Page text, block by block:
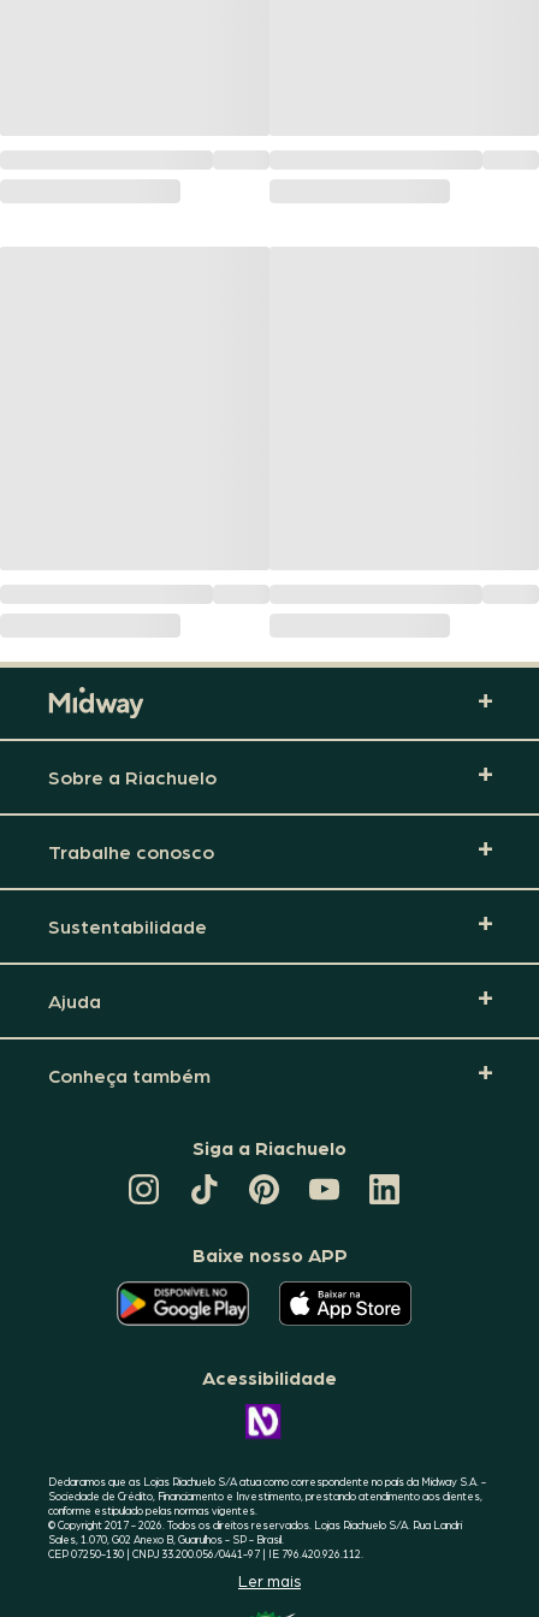
Sobre a Riachuelo
Trabalhe conosco
Sustentabilidade
Ajuda
Conheça também
Siga a Riachuelo
TIKTOK
DA
PINTEREST
DA
CANAL
DA
RIACHUELO
LINKEDIN
DA
Baixe nosso APP
O
APLICATIVO
DA
RIACHUELO
GOOGLE
O
APLICATIVO
DA
RIACHUELO
Acessibilidade
CONHEÇA
A
Declaramos que as Lojas Riachuelo S/A atua como correspondente no país da Midway S.A. -
Sociedade de Crédito, Financiamento e Investimento, prestando atendimento aos clientes,
conforme estipulado pelas normas vigentes.
© Copyright 2017 - 2026. Todos os direitos reservados. Lojas Riachuelo S/A. Rua Landri
Sales, 1.070, G02 Anexo B, Guarulhos - SP - Brasil.
CEP 07250-130 | CNPJ 33.200.056/0441-97 | IE 796.420.926.112.
Ler mais